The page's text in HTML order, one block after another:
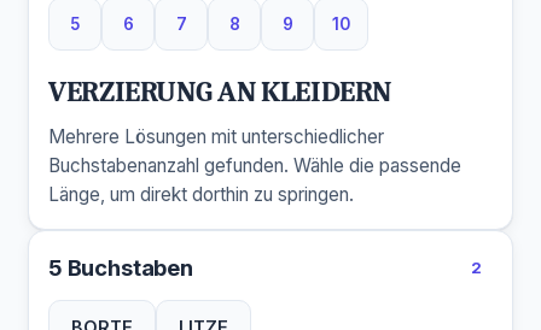
5
5 Buchstaben
6
6 Buchstaben
7
7 Buchstaben
8
8 Buchstaben
9
9 Buchstaben
10
10 Buchstaben
VERZIERUNG AN KLEIDERN
Mehrere Lösungen mit unterschiedlicher
Buchstabenanzahl gefunden. Wähle die passende
Länge, um direkt dorthin zu springen.
5 Buchstaben 2